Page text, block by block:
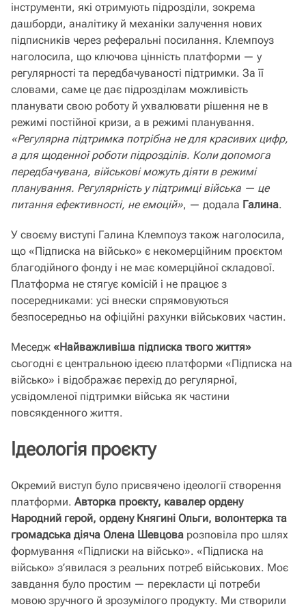
інструменти, які отримують підрозділи, зокрема
дашборди, аналітику й механіки залучення нових
підписників через реферальні посилання. Клемпоуз
наголосила, що ключова цінність платформи — у
регулярності та передбачуваності підтримки. За її
словами, саме це дає підрозділам можливість
планувати свою роботу й ухвалювати рішення не в
режимі постійної кризи, а в режимі планування.
«Регулярна підтримка потрібна не для красивих цифр,
а для щоденної роботи підрозділів. Коли допомога
передбачувана, військові можуть діяти в режимі
планування. Регулярність у підтримці війська — це
питання ефективності, не емоцій», — додала Галина.
У своєму виступі Галина Клемпоуз також наголосила,
що «Підписка на військо» є некомерційним проєктом
благодійного фонду і не має комерційної складової.
Платформа не стягує комісій і не працює з
посередниками: усі внески спрямовуються
безпосередньо на офіційні рахунки військових частин.
Меседж «Найважливіша підписка твого життя»
сьогодні є центральною ідеєю платформи «Підписка на
військо» і відображає перехід до регулярної,
усвідомленої підтримки війська як частини
повсякденного життя.
Ідеологія проєкту
Окремий виступ було присвячено ідеології створення
платформи. Авторка проєкту, кавалер ордену
Народний герой, ордену Княгині Ольги, волонтерка та
громадська діяча Олена Шевцова розповіла про шлях
формування «Підписки на військо». «Підписка на
військо» з’явилася з реальних потреб військових. Моє
завдання було простим — перекласти ці потреби
мовою зручного й зрозумілого продукту. Ми створили